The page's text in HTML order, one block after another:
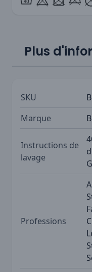
Plus
SKU
Marque
Instructions de
lavage
Professions